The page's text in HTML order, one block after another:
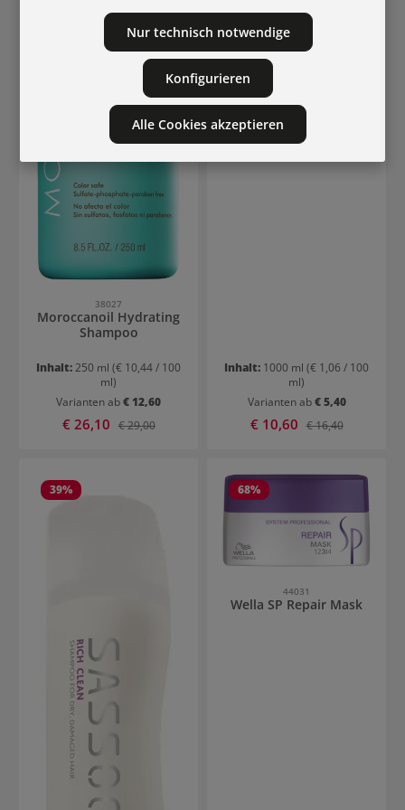
38027
Moroccanoil Hydrating
Shampoo
Inhalt:250 ml (€ 10,44 / 100
ml)
Varianten ab€ 12,60
Verkaufspreis:
€ 26,10 Regulärer Preis:
€ 29,00
Milch+Honig T
Inhalt: 1000 ml (€ 1,06 / 100
ml)
Varianten ab€ 5,40
Verkaufspreis:
€ 10,60 Regulärer Preis:
€ 16,40
39% 68%
44031
Wella SP Repair Mask
Nur technisch notwendige
Konfigurieren
Alle Cookies akzeptieren